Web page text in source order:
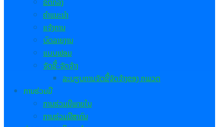
ຄຳແນະນຳ
ແຈ້ງການ
ບົດລາຍງານ
ແບບຟອມ
ຈັດຊື້-ຈັດຈ້າງ
ລະບຽບການຈັດຊື້ຈັດຈ້າງຂອງ ກພວຕ
ການຮ່ວມມື
ການຮ່ວມມືພາຍໃນ
ການຮ່ວມມືສາກົນ